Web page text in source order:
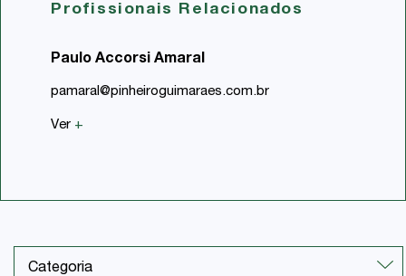
Profissionais Relacionados
Paulo Accorsi Amaral
pamaral@pinheiroguimaraes.com.br
Ver +